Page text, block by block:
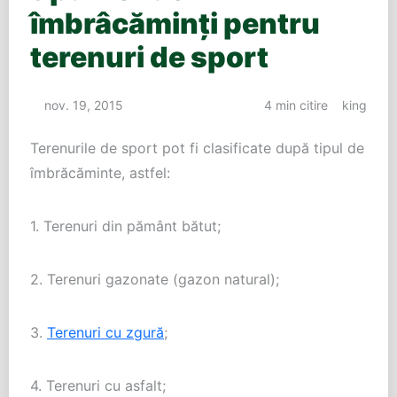
îmbrâcăminţi pentru
terenuri de sport
nov. 19, 2015 4 min citire king
Terenurile de sport pot fi clasificate după tipul de
îmbrăcăminte, astfel:
1. Terenuri din pământ bătut;
2. Terenuri gazonate (gazon natural);
3. Terenuri cu zgură;
4. Terenuri cu asfalt;